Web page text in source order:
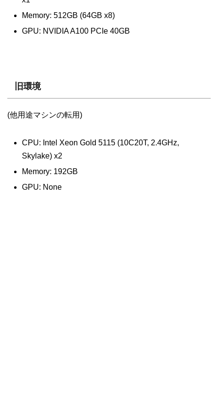
Memory: 512GB (64GB x8)
GPU: NVIDIA A100 PCIe 40GB
旧環境
(他用途マシンの転用)
CPU: Intel Xeon Gold 5115 (10C20T, 2.4GHz,
Skylake) x2
Memory: 192GB
GPU: None